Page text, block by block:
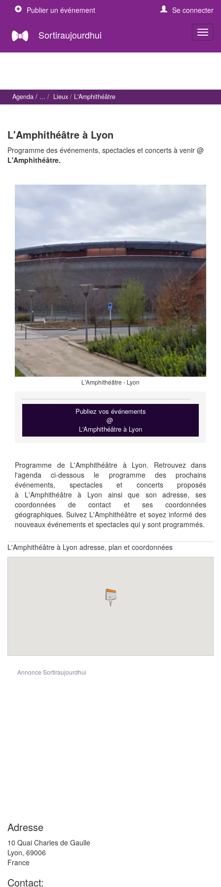
Publier un événement Se connecter
Sortiraujourdhui
Agenda Lieux L'Amphithéâtre
L'Amphithéâtre à Lyon
Programme des événements, spectacles et concerts à venir @
L'Amphithéâtre.
L'Amphithéâtre - Lyon
Publiez vos événements
@
L'Amphithéâtre à Lyon
Programme de L'Amphithéâtre à Lyon. Retrouvez dans
l'agenda ci-dessous le programme des prochains
événements, spectacles et concerts proposés
à L'Amphithéâtre à Lyon ainsi que son adresse, ses
coordonnées de contact et ses coordonnées
géographiques. Suivez L'Amphithéâtre et soyez informé des
nouveaux événements et spectacles qui y sont programmés.
L'Amphithéâtre à Lyon adresse, plan et coordonnées
Annonce Sortiraujourdhui
Adresse
10 Quai Charles de Gaulle
Lyon, 69006
France
Contact: